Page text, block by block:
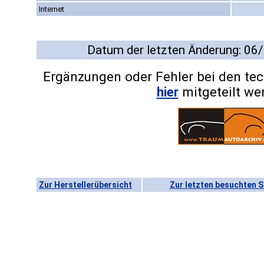
Internet
Datum der letzten Änderung:
Ergänzungen oder Fehler bei den
hiermitgeteilt
Zur Herstellerübersicht Zur letzten besuchten